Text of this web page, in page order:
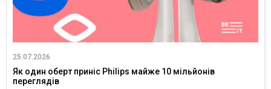
25.07.2026
Як один оберт приніс Philips майже 10 мільйонів
переглядів